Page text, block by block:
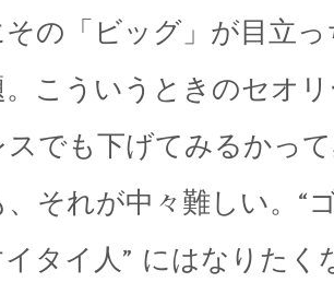
の「ビッグ」が目立
こういうときのセオ
でも下げてみるかっ
それが中々難しい。“
タイ人” にはなりたく